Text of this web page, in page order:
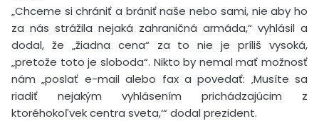
„Chceme si chrániť a brániť naše nebo sami, nie aby ho
za nás strážila nejaká zahraničná armáda,“ vyhlásil a
dodal, že „žiadna cena“ za to nie je príliš vysoká,
„pretože toto je sloboda“. Nikto by nemal mať možnosť
nám „poslať e-mail alebo fax a povedať: ‚Musíte sa
riadiť nejakým vyhlásením prichádzajúcim z
ktoréhokoľvek centra sveta,‘“ dodal prezident.